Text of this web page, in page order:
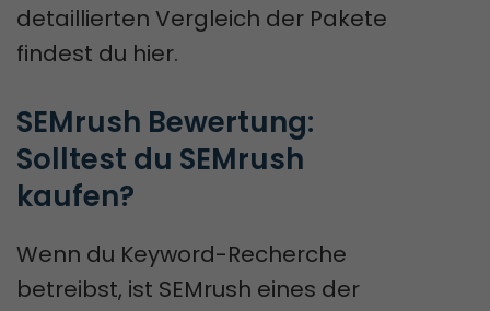
detaillierten Vergleich der Pakete
findest du hier.
SEMrush Bewertung:
Solltest du SEMrush
kaufen?
Wenn du Keyword-Recherche
betreibst, ist SEMrush eines der